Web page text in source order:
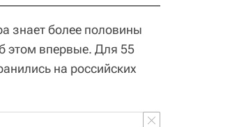
знает более половины
этом впервые. Для 55
на российских